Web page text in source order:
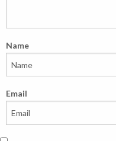
Name
Email